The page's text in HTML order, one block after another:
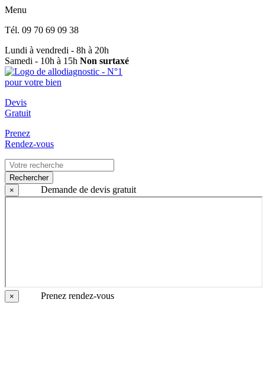
Menu
Tél. 09 70 69 09 38
Lundi à vendredi - 8h à 20h
Samedi - 10h à 15h Non surtaxé
Devis
Gratuit
Prenez
Rendez-vous
Rechercher
×
Demande de devis gratuit
× Prenez rendez-vous